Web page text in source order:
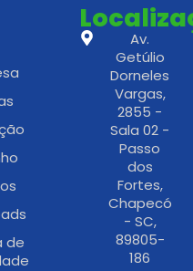
de
Av.
Getúlio
Dorneles
Vargas,
2855 -
Sala 02 -
Passo
dos
Fortes,
Chapecó
- SC,
89805-
186